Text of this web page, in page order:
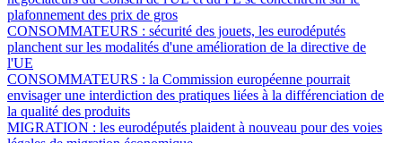
plafonnement des prix de gros
CONSOMMATEURS : sécurité des jouets, les eurodéputés
planchent sur les modalités d'une amélioration de la directive de
l'UE
CONSOMMATEURS : la Commission européenne pourrait
envisager une interdiction des pratiques liées à la différenciation de
la qualité des produits
MIGRATION : les eurodéputés plaident à nouveau pour des voies